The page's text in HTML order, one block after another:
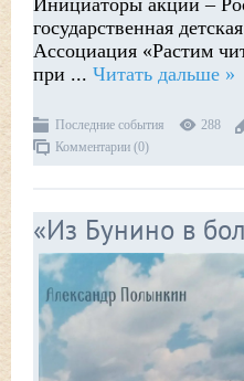
Инициаторы акции –
государственная
Ассоциация «Растим
при ... Читать дальше »
Последние события 288
Комментарии (0)
«Из Бунино в